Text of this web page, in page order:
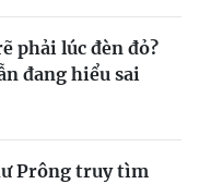
phải lúc đèn đỏ?
đang hiểu sai
Prông truy tìm